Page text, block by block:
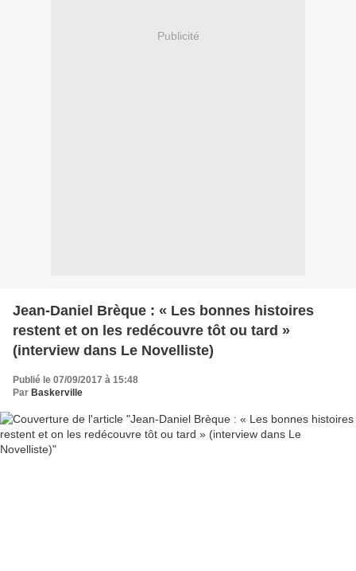
Publicité
Jean-Daniel Brèque : « Les bonnes histoires
restent et on les redécouvre tôt ou tard »
(interview dans Le Novelliste)
Publié le 07/09/2017 à 15:48
Par Baskerville